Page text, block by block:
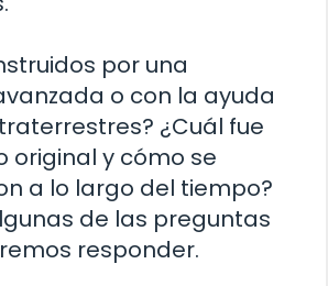
por una
o con la ayuda
¿Cuál fue
original y cómo se
a lo largo del tiempo?
de las preguntas
responder.